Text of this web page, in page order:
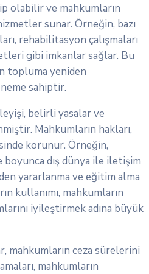
olabilir ve mahkumların
sunar. Örneğin, bazı
rehabilitasyon çalışmaları
gibi imkanlar sağlar. Bu
topluma yeniden
sahiptir.
belirli yasalar ve
Mahkumların hakları,
korunur. Örneğin,
dış dünya ile iletişim
yararlanma ve eğitim alma
kullanımı, mahkumların
iyileştirmek adına büyük
mahkumların ceza sürelerini
mahkumların